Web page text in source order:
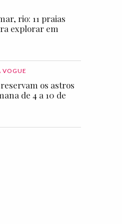
rio: 11 praias
explorar em
VOGUE
os astros
de 4 a 10 de